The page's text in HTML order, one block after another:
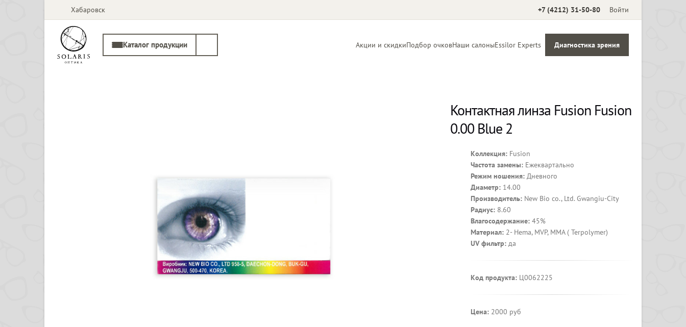
Хабаровск +7 (4212) 31-50-80 Войти
Каталог продукции Акции и скидкиПодбор очковНаши салоныEssilor Experts Диагностика зрения
Контактная линза Fusion Fusion
0.00 Blue 2
Коллекция: Fusion
Частота замены: Ежеквартально
Режим ношения: Дневного
Диаметр: 14.00
Производитель: New Bio co., Ltd. Gwangiu-City
Радиус: 8.60
Влагосодержание: 45%
Материал: 2- Hema, MVP, MMA ( Terpolymer)
UV фильтр: да
Код продукта: Ц0062225
Цена: 2000 руб